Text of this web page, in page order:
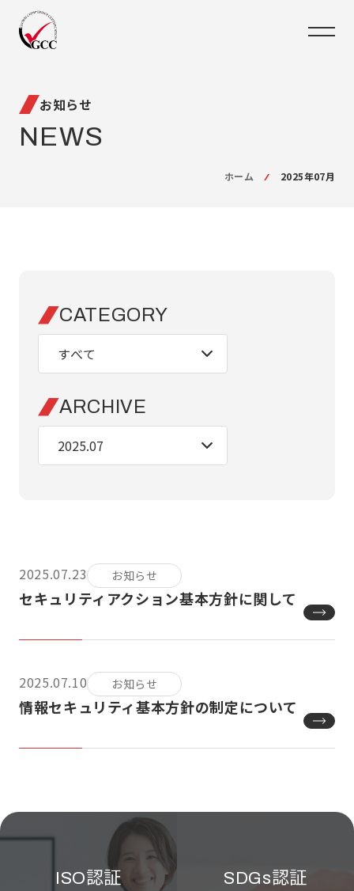
お知らせ
NEWS
ホーム 2025年07月
CATEGORY
ARCHIVE
2025.07.23 お知らせ
セキュリティアクション基本方針に関して
2025.07.10 お知らせ
情報セキュリティ基本方針の制定について
ISO認証 SDGs認証